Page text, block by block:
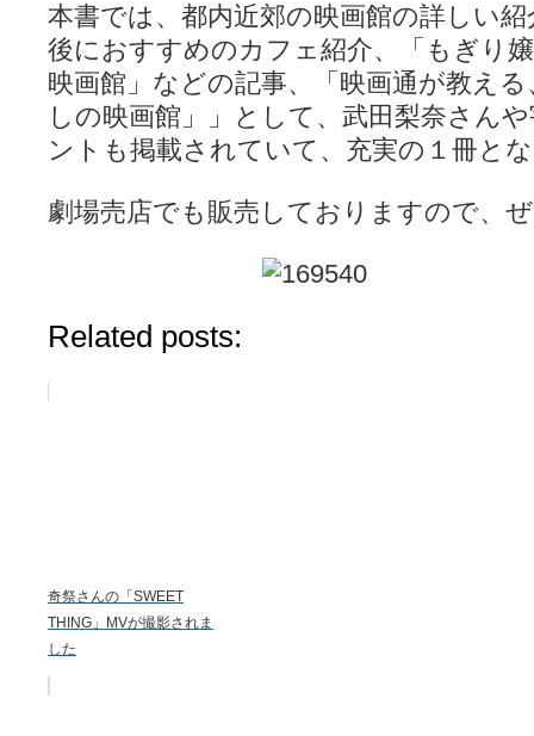
本書では、都内近郊の映画館の詳しい
後におすすめのカフェ紹介、「もぎり
映画館」などの記事、「映画通が教え
しの映画館」」として、武田梨奈さん
ントも掲載されていて、充実の１冊と
劇場売店でも販売しておりますので、
Related posts:
奇祭さんの「SWEET
THING」MVが撮影されま
した